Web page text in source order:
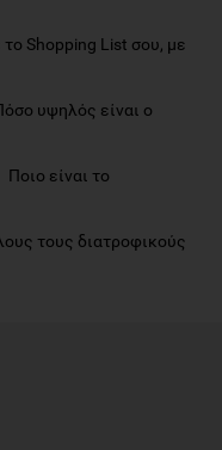
Shopping List σου, με
υψηλός είναι ο
Ποιο είναι το
τους διατροφικούς